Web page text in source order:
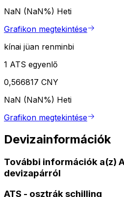
NaN (NaN%) Heti
Grafikon megtekintése
kínai jüan renminbi
1 ATS egyenlő
0,566817 CNY
NaN (NaN%) Heti
Grafikon megtekintése
Devizainformációk
További információk a(z)
devizapárról
ATS - osztrák schilling